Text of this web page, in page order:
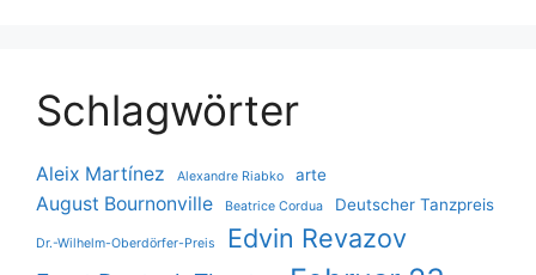
Schlagwörter
Aleix Martínez Alexandre Riabko arte
August Bournonville Beatrice Cordua Deutscher Tanzpreis
Dr.-Wilhelm-Oberdörfer-Preis Edvin Revazov